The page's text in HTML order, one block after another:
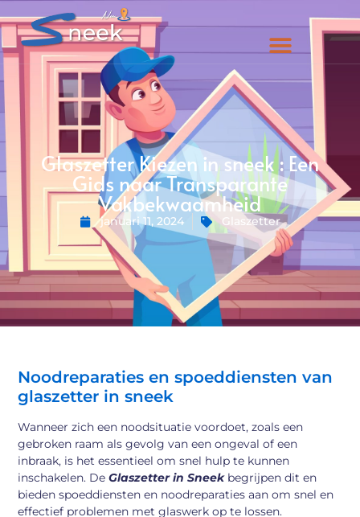
Glaszetter Kiezen in sneek : Een
Gids naar Transparante
Vakbekwaamheid
januari 11, 2024 Glaszetter
Noodreparaties en spoeddiensten van
glaszetter in sneek
Wanneer zich een noodsituatie voordoet, zoals een
gebroken raam als gevolg van een ongeval of een
inbraak, is het essentieel om snel hulp te kunnen
inschakelen. DeGlaszetter in Sneekbegrijpen dit en
bieden spoeddiensten en noodreparaties aan om snel en
effectief problemen met glaswerk op te lossen.